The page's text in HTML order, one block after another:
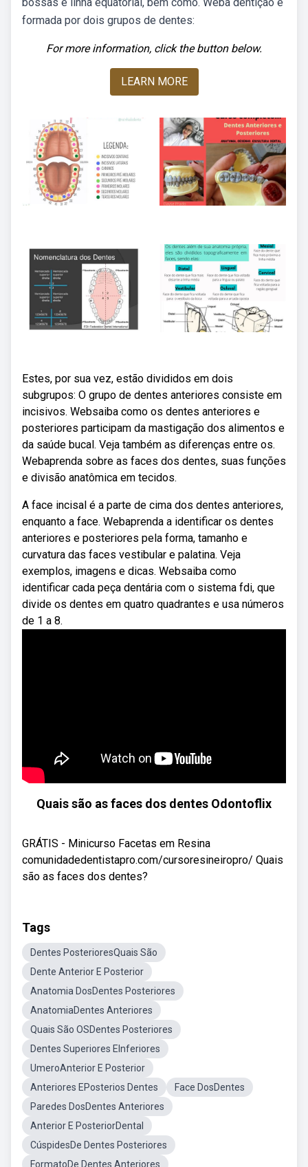
formada por dois grupos de dentes:
For more information, click the button below.
LEARN MORE
Estes, por sua vez, estão divididos em dois
subgrupos: O grupo de dentes anteriores consiste em
incisivos. Websaiba como os dentes anteriores e
posteriores participam da mastigação dos alimentos e
da saúde bucal. Veja também as diferenças entre os.
Webaprenda sobre as faces dos dentes, suas funções
e divisão anatômica em tecidos.
A face incisal é a parte de cima dos dentes anteriores,
enquanto a face. Webaprenda a identificar os dentes
anteriores e posteriores pela forma, tamanho e
curvatura das faces vestibular e palatina. Veja
exemplos, imagens e dicas. Websaiba como
identificar cada peça dentária com o sistema fdi, que
divide os dentes em quatro quadrantes e usa números
de 1 a 8.
Quais são as faces dos dentes Odontoflix
GRÁTIS - Minicurso Facetas em Resina
comunidadedentistapro.com/cursoresineiropro/ Quais
são as faces dos dentes?
Tags
Dentes PosterioresQuais São
Dente Anterior E Posterior
Anatomia DosDentes Posteriores
AnatomiaDentes Anteriores
Quais São OSDentes Posteriores
Dentes Superiores EInferiores
UmeroAnterior E Posterior
Anteriores EPosterios Dentes
Face DosDentes
Paredes DosDentes Anteriores
Anterior E PosteriorDental
CúspidesDe Dentes Posteriores
FormatoDe Dentes Anteriores